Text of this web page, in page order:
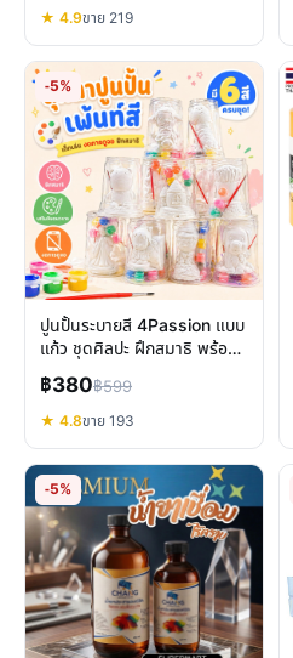
★ 4.9ขาย 219
-5%
ปูนปั้นระบายสี 4Passion แบบ
แก้ว ชุดศิลปะ ฝึกสมาธิ พร้อมสี
พู่กัน
฿380฿599
★ 4.8ขาย 193
-5%